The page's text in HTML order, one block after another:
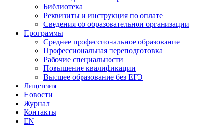
Библиотека
Реквизиты и инструкция по оплате
Сведения об образовательной организации
Программы
Среднее профессиональное образование
Профессиональная переподготовка
Рабочие специальности
Повышение квалификации
Высшее образование без ЕГЭ
Лицензия
Новости
Журнал
Контакты
EN